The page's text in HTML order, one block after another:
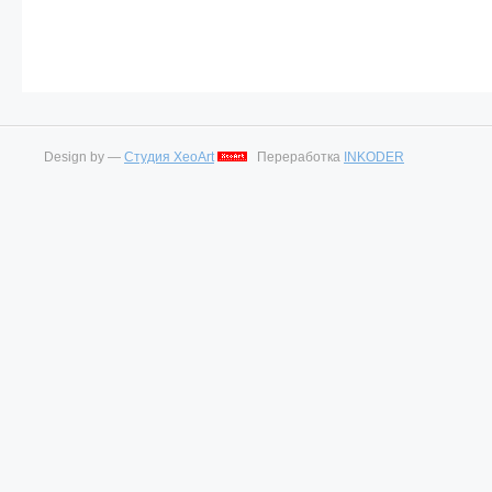
Design by — Студия XeoArt Переработка INKODER